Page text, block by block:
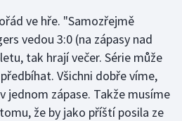
ve hře. "Samozřejmě
vedou 3:0 (na zápasy nad
tak hrají večer. Série může
Všichni dobře víme,
jednom zápase. Takže musíme
že by jako příští posila ze